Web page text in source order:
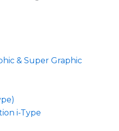
& Super Graphic
i-Type